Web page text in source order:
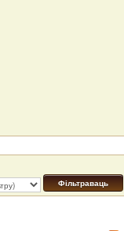
Фільтраваць